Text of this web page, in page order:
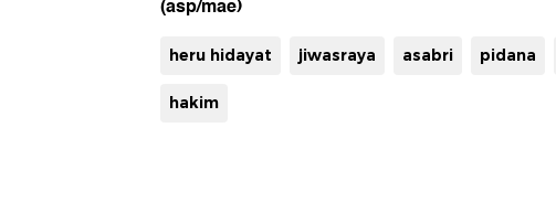
(asp/mae)
heru hidayat jiwasraya asabri pidana
hakim